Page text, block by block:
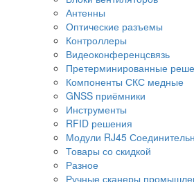
Антенны
Оптические разъемы
Контроллеры
Видеоконференцсвязь
Претерминированные
Компоненты СКС медные
GNSS приёмники
Инструменты
RFID решения
Модули RJ45
Товары со скидкой
Разное
Ручные сканеры